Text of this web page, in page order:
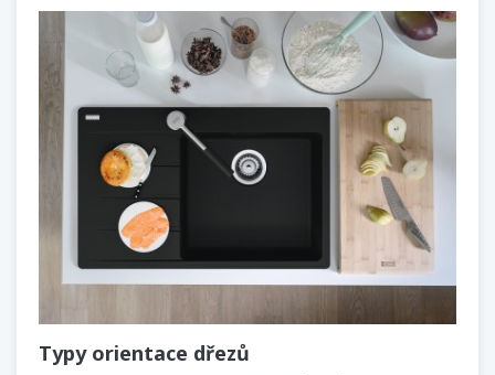
Typy orientace dřezů